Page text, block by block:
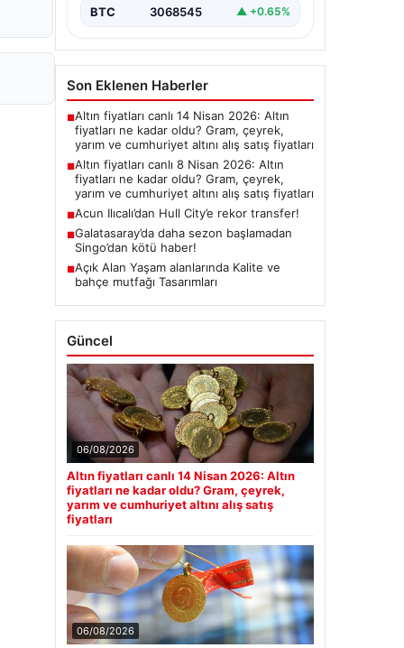
BTC 3068545 ▲ +0.65%
Son Eklenen Haberler
■Altın fiyatları canlı 14 Nisan 2026: Altın
fiyatları ne kadar oldu? Gram, çeyrek,
yarım ve cumhuriyet altını alış satış fiyatları
■Altın fiyatları canlı 8 Nisan 2026: Altın
fiyatları ne kadar oldu? Gram, çeyrek,
yarım ve cumhuriyet altını alış satış fiyatları
■Acun Ilıcalı’dan Hull City’e rekor transfer!
■Galatasaray’da daha sezon başlamadan
Singo’dan kötü haber!
■Açık Alan Yaşam alanlarında Kalite ve
bahçe mutfağı Tasarımları
Güncel
06/08/2026
Altın fiyatları canlı 14 Nisan 2026: Altın
fiyatları ne kadar oldu? Gram, çeyrek,
yarım ve cumhuriyet altını alış satış
fiyatları
06/08/2026